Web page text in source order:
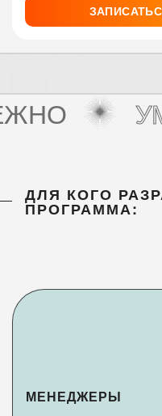
УМНО.
ДЛЯ КОГО
ПРОГРАММА:
МЕНЕДЖЕРЫ